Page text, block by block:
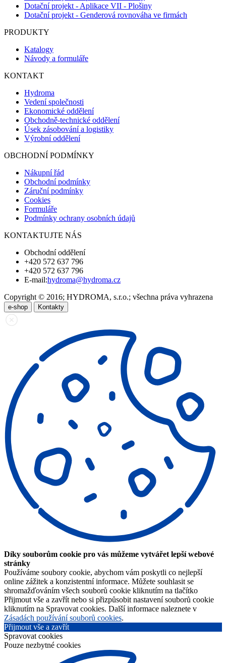
Dotační projekt - Aplikace VII - Plošiny
Dotační projekt - Genderová rovnováha ve firmách
PRODUKTY
Katalogy
Návody a formuláře
KONTAKT
Hydroma
Vedení společnosti
Ekonomické oddělení
Obchodně-technické oddělení
Úsek zásobování a logistiky
Výrobní oddělení
OBCHODNÍ PODMÍNKY
Nákupní řád
Obchodní podmínky
Záruční podmínky
Cookies
Formuláře
Podmínky ochrany osobních údajů
KONTAKTUJTE NÁS
Obchodní oddělení
+420 572 637 796
+420 572 637 796
E-mail:hydroma@hydroma.cz
Copyright © 2016; HYDROMA, s.r.o.; všechna práva vyhrazena
e-shop Kontakty
Díky souborům cookie pro vás můžeme vytvářet lepší webové
stránky
Používáme soubory cookie, abychom vám poskytli co nejlepší
online zážitek a konzistentní informace. Můžete souhlasit se
shromažďováním všech souborů cookie kliknutím na tlačítko
Přijmout vše a zavřít nebo si přizpůsobit nastavení souborů cookie
kliknutím na Spravovat cookies. Další informace naleznete v
Zásadách používání souborů cookies.
Přijmout vše a zavřít
Spravovat cookies
Pouze nezbytné cookies